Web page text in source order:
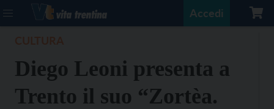
Accedi
Diego Leoni presenta a
Trento il suo “Zortèa.